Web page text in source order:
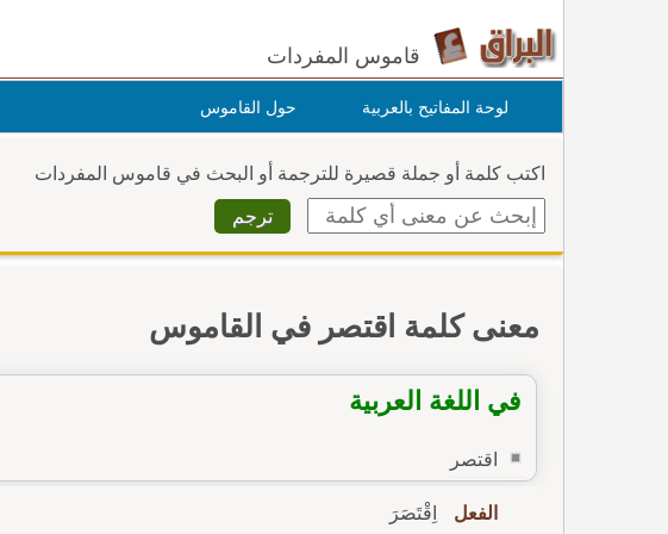
قاموس المفردات
لوحة المفاتيح بالعربية حول القاموس
اكتب كلمة أو جملة قصيرة للترجمة أو البحث في قاموس المفردات
معنى كلمة اقتصر في القاموس
في اللغة العربية
اقتصر
الفعل اِقْتَصَرَ